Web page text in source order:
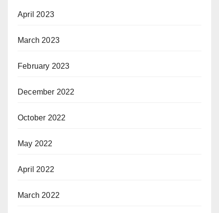
April 2023
March 2023
February 2023
December 2022
October 2022
May 2022
April 2022
March 2022